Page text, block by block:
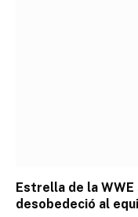
Estrella de la
desobedeció al